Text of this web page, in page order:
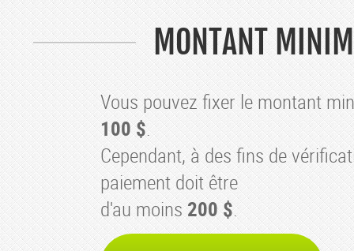
MONTANT
Vous pouvez fixer le montant
100 $.
Cependant, à des fins de
paiement doit être
d'au moins200 $.